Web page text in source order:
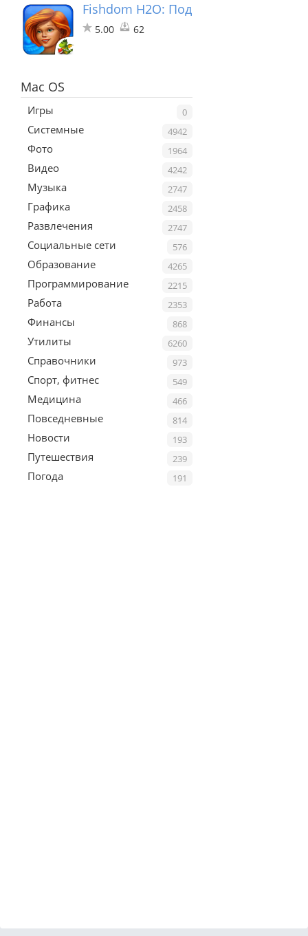
Fishdom H2O: Подводная Одиссея
5.00 62
Mac OS
0
Игры
4942
Системные
1964
Фото
4242
Видео
2747
Музыка
2458
Графика
2747
Развлечения
576
Социальные сети
4265
Образование
2215
Программирование
2353
Работа
868
Финансы
6260
Утилиты
973
Справочники
549
Спорт, фитнес
466
Медицина
814
Повседневные
193
Новости
239
Путешествия
191
Погода